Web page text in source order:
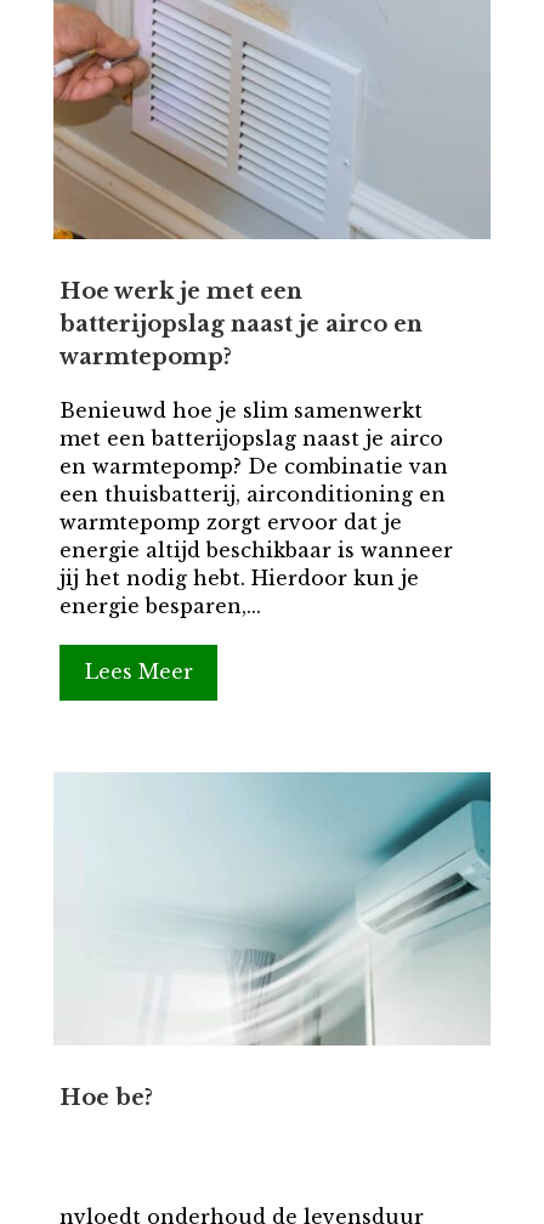
Hoe werk je met een
batterijopslag naast je airco en
warmtepomp?
Benieuwd hoe je slim samenwerkt
met een batterijopslag naast je airco
en warmtepomp? De combinatie van
een thuisbatterij, airconditioning en
warmtepomp zorgt ervoor dat je
energie altijd beschikbaar is wanneer
jij het nodig hebt. Hierdoor kun je
energie besparen,...
Lees Meer
Hoe be?
nvloedt onderhoud de levensduur